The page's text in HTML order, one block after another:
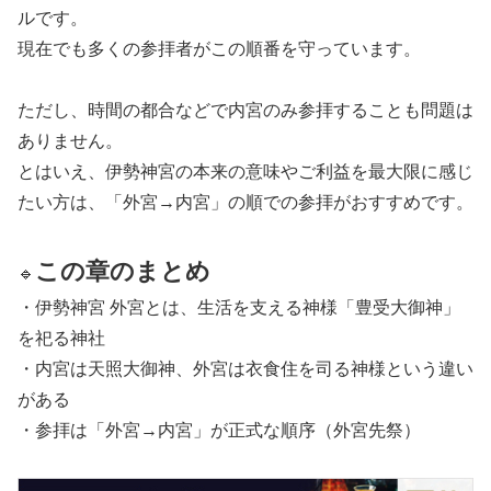
ルです。
現在でも多くの参拝者がこの順番を守っています。
ただし、時間の都合などで内宮のみ参拝することも問題は
ありません。
とはいえ、伊勢神宮の本来の意味やご利益を最大限に感じ
たい方は、「外宮→内宮」の順での参拝がおすすめです。
🔹 この章のまとめ
・伊勢神宮 外宮とは、生活を支える神様「豊受大御神」
を祀る神社
・内宮は天照大御神、外宮は衣食住を司る神様という違い
がある
・参拝は「外宮→内宮」が正式な順序（外宮先祭）